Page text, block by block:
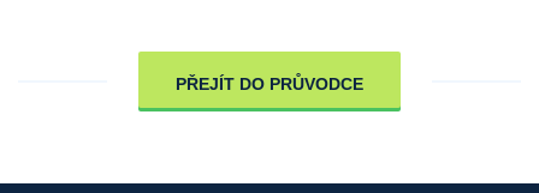
PŘEJÍT DO PRŮVODCE